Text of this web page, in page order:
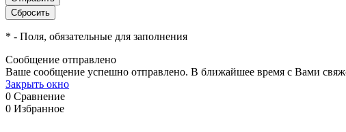
* - Поля, обязательные для заполнения
Сообщение отправлено
Ваше сообщение успешно отправлено. В ближайшее время с Вами
Закрыть окно
0 Сравнение
0 Избранное